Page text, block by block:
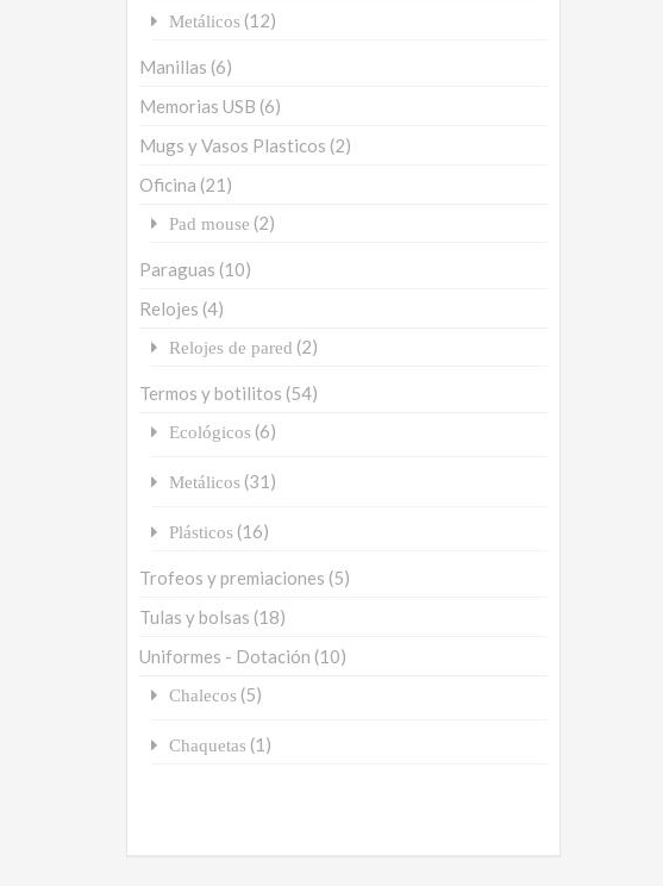
Metálicos (12)
Manillas (6)
Memorias USB (6)
Mugs y Vasos Plasticos (2)
Oficina (21)
Pad mouse (2)
Paraguas (10)
Relojes (4)
Relojes de pared (2)
Termos y botilitos (54)
Ecológicos (6)
Metálicos (31)
Plásticos (16)
Trofeos y premiaciones (5)
Tulas y bolsas (18)
Uniformes - Dotación (10)
Chalecos (5)
Chaquetas (1)